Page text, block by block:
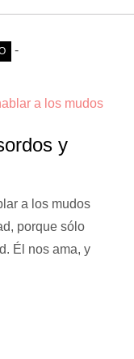
-
y
a los mudos
porque sólo
Él nos ama, y